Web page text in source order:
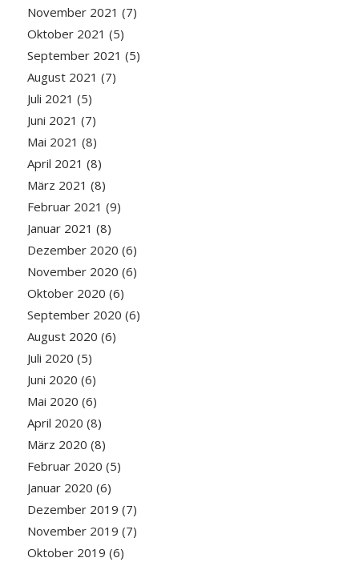
November 2021 (7)
Oktober 2021 (5)
September 2021 (5)
August 2021 (7)
Juli 2021 (5)
Juni 2021 (7)
Mai 2021 (8)
April 2021 (8)
März 2021 (8)
Februar 2021 (9)
Januar 2021 (8)
Dezember 2020 (6)
November 2020 (6)
Oktober 2020 (6)
September 2020 (6)
August 2020 (6)
Juli 2020 (5)
Juni 2020 (6)
Mai 2020 (6)
April 2020 (8)
März 2020 (8)
Februar 2020 (5)
Januar 2020 (6)
Dezember 2019 (7)
November 2019 (7)
Oktober 2019 (6)